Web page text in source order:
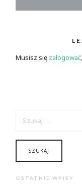
Musisz się zalogować
OSTATNIE WPISY